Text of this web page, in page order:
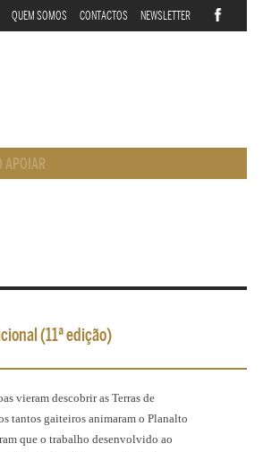
QUEM SOMOS CONTACTOS NEWSLETTER
APOIAR
(11ª edição)
vieram descobrir as Terras de
tantos gaiteiros animaram o Planalto
que o trabalho desenvolvido ao